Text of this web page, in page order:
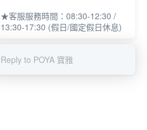
★客服服務時間：08:30-12:30 /
13:30-17:30 (假日/國定假日休息)
Reply to POYA 寶雅